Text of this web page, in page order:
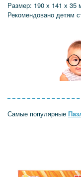
Размер: 190 х 141 х 35
Рекомендовано детям
Самые популярные